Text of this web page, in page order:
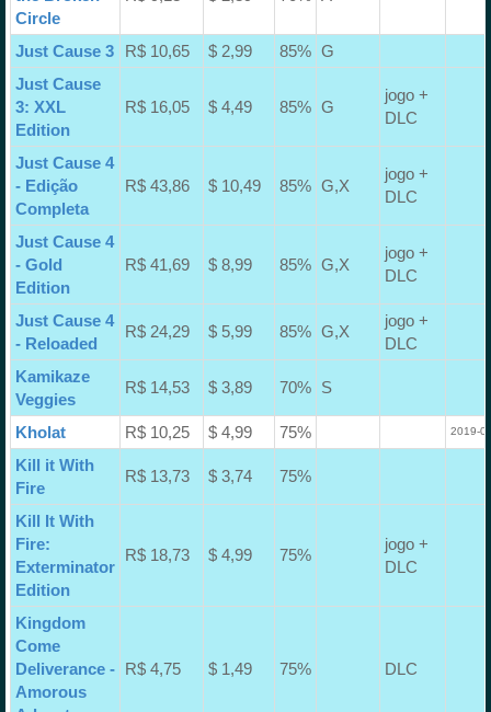
Circle
Just Cause 3 R$ 10,65 $ 2,99 85% G
Just Cause
3: XXL
Edition
R$ 16,05 $ 4,49 85% G
jogo +
DLC
Just Cause 4
- Edição
Completa
R$ 43,86 $ 10,49 85% G,X
jogo +
DLC
Just Cause 4
- Gold
Edition
R$ 41,69 $ 8,99 85% G,X
jogo +
DLC
Just Cause 4
- Reloaded
R$ 24,29 $ 5,99 85% G,X
jogo +
DLC
Kamikaze
Veggies
R$ 14,53 $ 3,89 70% S
Kholat R$ 10,25 $ 4,99 75% 2019-
Kill it With
Fire
R$ 13,73 $ 3,74 75%
Kill It With
Fire:
Exterminator
Edition
R$ 18,73 $ 4,99 75%
jogo +
DLC
Kingdom
Come
Deliverance -
Amorous
R$ 4,75 $ 1,49 75% DLC